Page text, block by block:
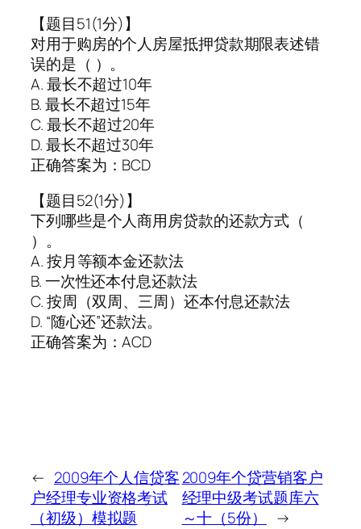
【题目51(1分)】
对用于购房的个人房屋抵押贷款期限表述错
误的是（ ）。
A. 最长不超过10年
B. 最长不超过15年
C. 最长不超过20年
D. 最长不超过30年
正确答案为：BCD
【题目52(1分)】
下列哪些是个人商用房贷款的还款方式（
）。
A. 按月等额本金还款法
B. 一次性还本付息还款法
C. 按周（双周、三周）还本付息还款法
D. “随心还”还款法。
正确答案为：ACD
← 2009年个人信贷客
户经理专业资格考试
（初级）模拟题
2009年个贷营销客户
经理中级考试题库六
～十（5份）
→